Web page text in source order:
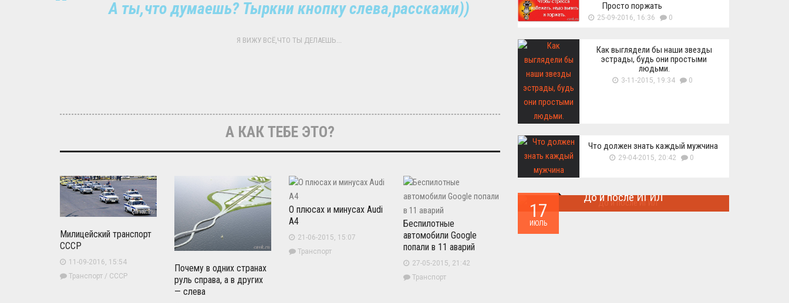
А ты,что думаешь? Тыркни кнопку слева,расскажи))
Я ВИЖУ ВСЁ,ЧТО ТЫ ДЕЛАЕШЬ...
А КАК ТЕБЕ ЭТО?
Милицейский транспорт
СССР
11-09-2016, 15:54
Транспорт / СССР
Почему в одних странах
руль справа, а в других
— слева
О плюсах и минусах Audi
A4
21-06-2015, 15:07
Транспорт
Беспилотные
автомобили Google
попали в 11 аварий
27-05-2015, 21:42
Транспорт
Просто поржать
25-09-2016, 16:36 0
Как выглядели бы наши звезды
эстрады, будь они простыми
людьми.
3-11-2015, 19:34 0
Что должен знать каждый мужчина
29-04-2015, 20:42 0
17
ИЮЛЬ
До и после ИГИЛ